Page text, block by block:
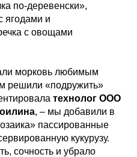
по-деревенски»,
ягодами и
с овощами
морковь любимым
решили «подружить»
технолог ООО
, – мы добавили в
пассированные
кукурузу.
сочность и убрало